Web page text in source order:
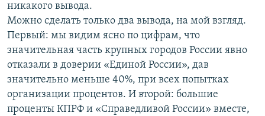
никакого вывода.
Можно сделать только два вывода, на мой взгляд.
Первый: мы видим ясно по цифрам, что
значительная часть крупных городов России явно
отказали в доверии «Единой России», дав
значительно меньше 40%, при всех попытках
организации процентов. И второй: большие
проценты КПРФ и «Справедливой России» вместе,